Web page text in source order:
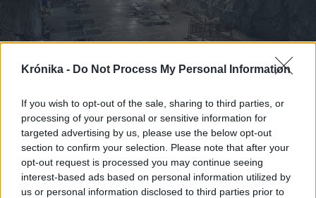
Krónika - Do Not Process My Personal Information
If you wish to opt-out of the sale, sharing to third parties, or
processing of your personal or sensitive information for
targeted advertising by us, please use the below opt-out
section to confirm your selection. Please note that after your
opt-out request is processed you may continue seeing
interest-based ads based on personal information utilized by
us or personal information disclosed to third parties prior to
2025. június 09., hétfő
A sóhoz kapcsolódó parajdi
életforma elvesztésének
kockázatára hívja fel a figyelmet az
SZNT